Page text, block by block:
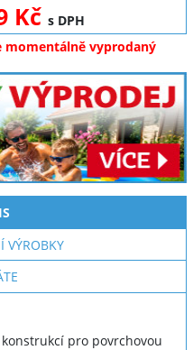
Kč s DPH
momentálně vyprodaný
VÝROBKY
pro povrchovou